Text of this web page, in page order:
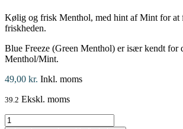
Kølig og frisk Menthol, med hint af Mint for at
friskheden.
Blue Freeze (Green Menthol) er især kendt for
Menthol/Mint.
49,00 kr. Inkl. moms
39.2 Ekskl. moms